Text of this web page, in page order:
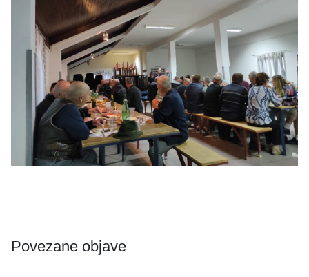
Povezane objave